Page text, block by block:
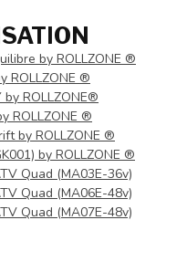
by ROLLZONE ®
ROLLZONE ®
ROLLZONE®
ROLLZONE ®
by ROLLZONE ®
by ROLLZONE ®
Quad (MA03E-36v)
Quad (MA06E-48v)
Quad (MA07E-48v)